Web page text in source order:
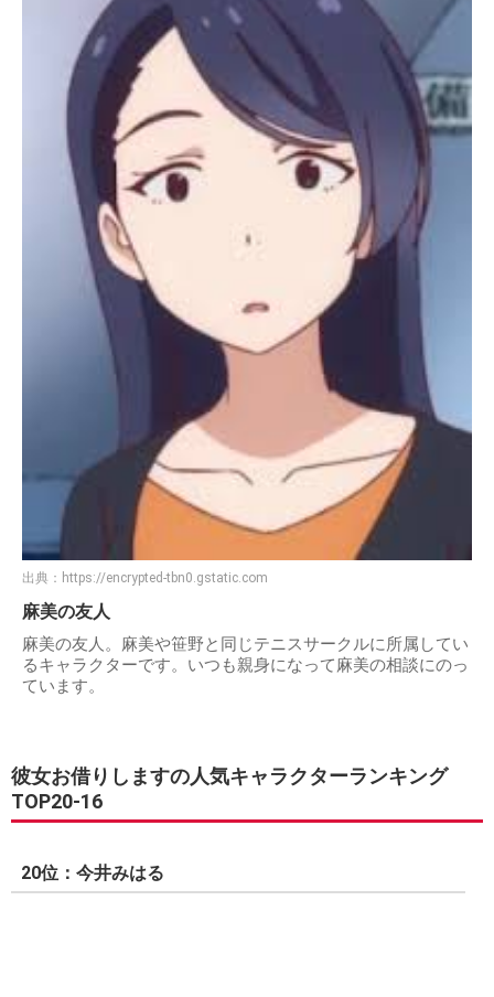
出典： https://encrypted-tbn0.gstatic.com
麻美の友人
麻美の友人。麻美や笹野と同じテニスサークルに所属してい
るキャラクターです。いつも親身になって麻美の相談にのっ
ています。
彼女お借りしますの人気キャラクターランキング
TOP20-16
20位：今井みはる